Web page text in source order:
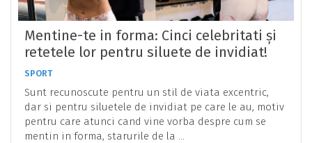
Mentine-te in forma: Cinci celebritati și
retetele lor pentru siluete de invidiat!
SPORT
Sunt recunoscute pentru un stil de viata excentric,
dar si pentru siluetele de invidiat pe care le au, motiv
pentru care atunci cand vine vorba despre cum se
mentin in forma, starurile de la ...